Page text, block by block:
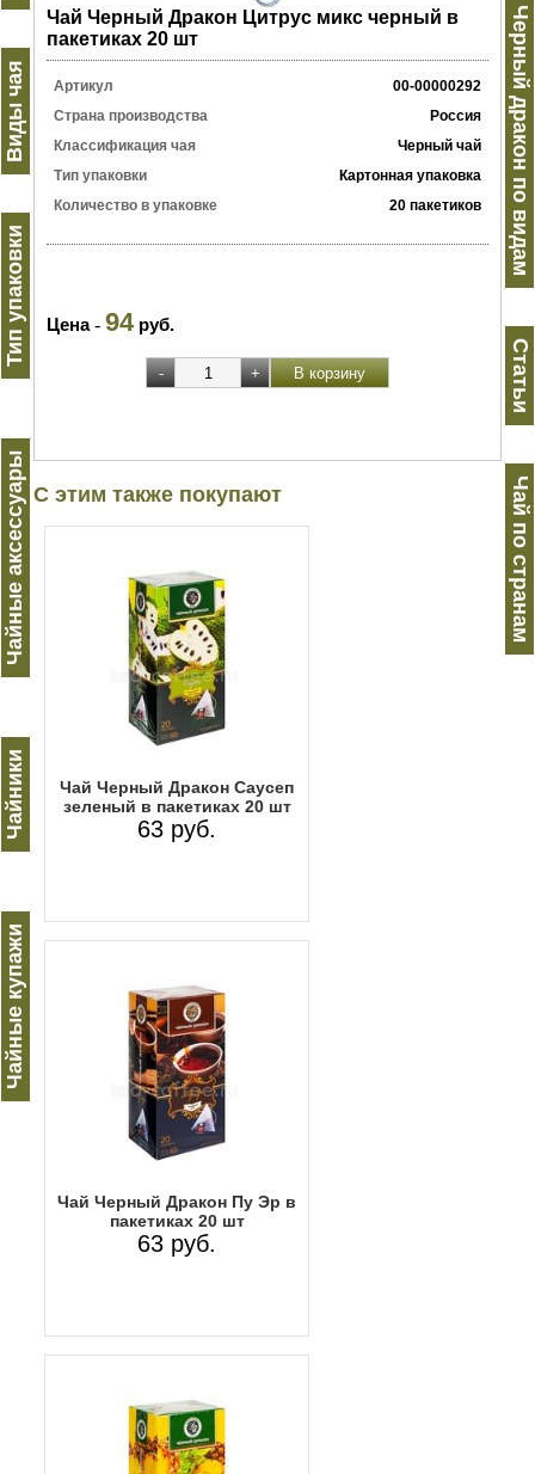
Виды чая
Тип упаковки
Чайные аксессуары
Чайники
Чайные купажи
Чай Черный Дракон Цитрус микс черный в
пакетиках 20 шт
Артикул
00-00000292
Страна производства
Россия
Классификация чая
Черный чай
Тип упаковки
Картонная упаковка
Количество в упаковке
20 пакетиков
Цена- 94 руб.
С этим также покупают
Чай Черный Дракон Саусеп
зеленый в пакетиках 20 шт
63 руб.
Чай Черный Дракон Пу Эр в
пакетиках 20 шт
63 руб.
Черный дракон по видам
Статьи
Чай по странам